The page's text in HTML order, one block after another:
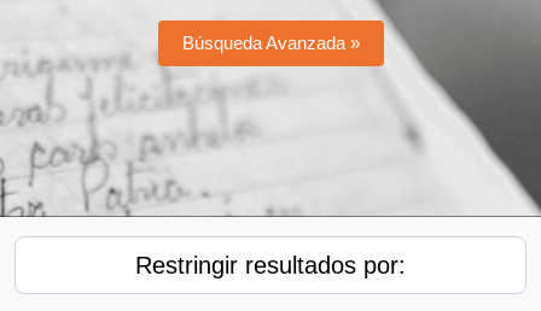
Búsqueda Avanzada »
Restringir resultados por: